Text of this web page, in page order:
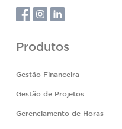
Produtos
Gestão Financeira
Gestão de Projetos
Gerenciamento de Horas